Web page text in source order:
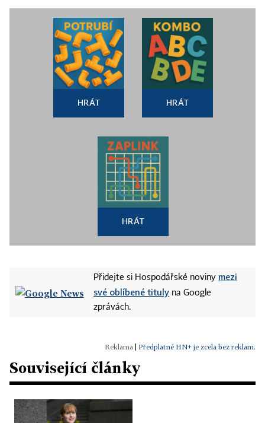
HRÁT HRÁT
HRÁT
Přidejte si Hospodářské noviny mezi
své oblíbené tituly na Google
zprávách.
Předplatné HN+ je zcela bez reklam.
Související články